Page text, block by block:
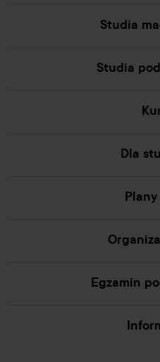
Studia
Studia
Dla
Egzamin